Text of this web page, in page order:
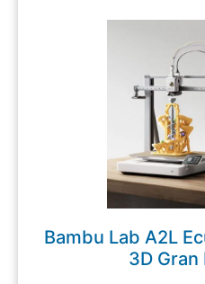
Bambu Lab A2L
3D Gran